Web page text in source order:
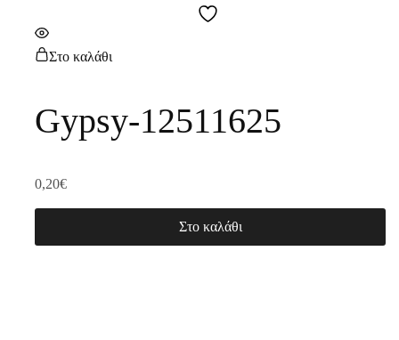
Στο καλάθι
Gypsy-12511625
0,20€
Στο καλάθι